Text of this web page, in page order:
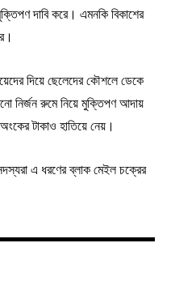
দাবি করে। এমনকি বিকাশের
দিয়ে ছেলেদের কৌশলে ডেকে
নির্জন রুমে নিয়ে মুক্তিপণ আদায়
টাকাও হাতিয়ে নেয়।
এ ধরণের ব্লাক মেইল চক্রের